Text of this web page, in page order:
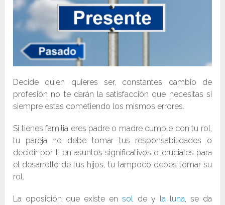
Decide quien quieres ser, constantes cambio de
profesión no te darán la satisfacción que necesitas si
siempre estas cometiendo los mismos errores.
Si tienes familia eres padre o madre cumple con tu rol,
tu pareja no debe tomar tus responsabilidades o
decidir por ti en asuntos significativos o cruciales para
el desarrollo de tus hijos, tu tampoco debes tomar su
rol.
La oposición que existe ensol de y la luna, se da